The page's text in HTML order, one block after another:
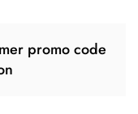
promo code